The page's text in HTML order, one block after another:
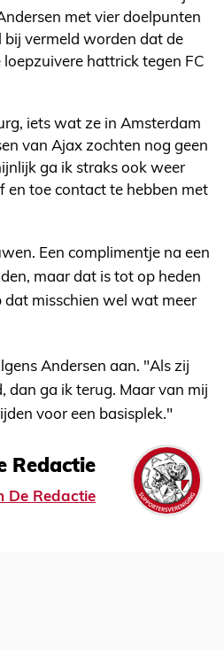
met vier doelpunten
vermeld worden dat de
hattrick tegen FC
iets wat ze in Amsterdam
van Ajax zochten nog geen
ga ik straks ook weer
en toe contact te hebben met
Een complimentje na een
maar dat is tot op heden
dat misschien wel wat meer
Andersen aan. "Als zij
dan ga ik terug. Maar van mij
voor een basisplek."
Redactie
De Redactie